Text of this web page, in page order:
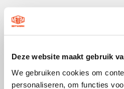
Deze website maakt gebruik
We gebruiken cookies om
personaliseren, om functies